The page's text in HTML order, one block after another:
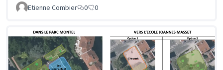
Etienne Combier
0 0